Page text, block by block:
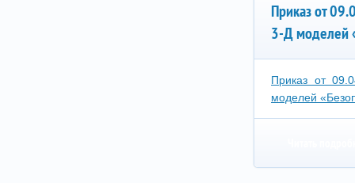
Приказ от
3-Д моделей
Приказ от
моделей